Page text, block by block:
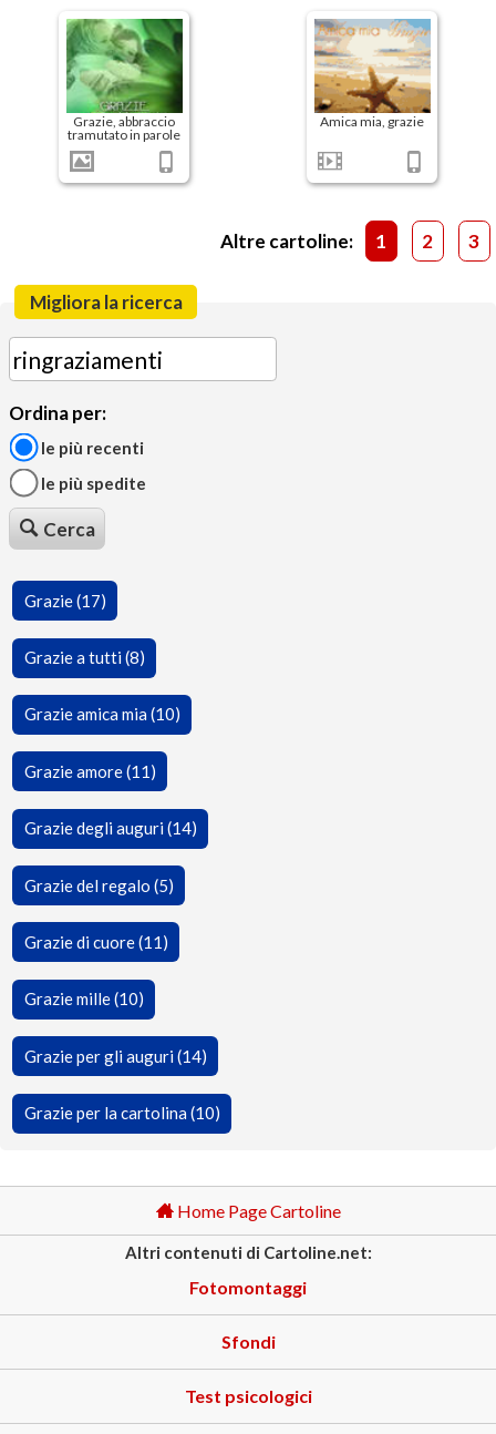
Grazie, abbraccio
tramutato in parole
Amica mia, grazie
Altre cartoline: 1 2 3
Migliora la ricerca
Ordina per:
le più recenti
le più spedite
Cerca
Grazie (17)
Grazie a tutti (8)
Grazie amica mia (10)
Grazie amore (11)
Grazie degli auguri (14)
Grazie del regalo (5)
Grazie di cuore (11)
Grazie mille (10)
Grazie per gli auguri (14)
Grazie per la cartolina (10)
Home Page Cartoline
Altri contenuti di Cartoline.net:
Fotomontaggi
Sfondi
Test psicologici